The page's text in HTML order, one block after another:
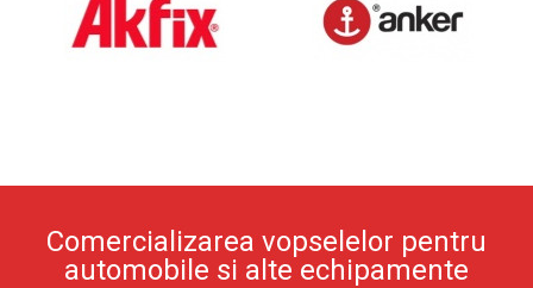
Comercializarea vopselelor pentru
automobile si alte echipamente